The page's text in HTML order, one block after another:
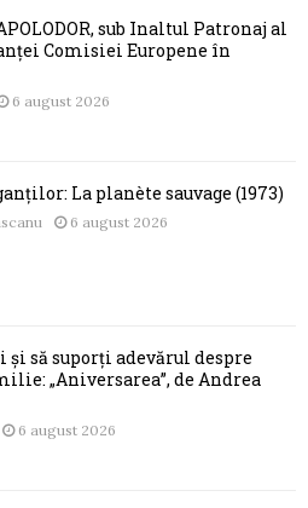
sub Înaltul Patronaj al
Comisiei Europene în
6 august 2026
La planète sauvage (1973)
6 august 2026
și să suporți adevărul despre
„Aniversarea”, de Andrea
6 august 2026